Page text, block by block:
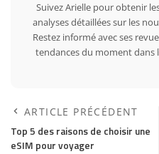
Suivez Arielle pour obtenir
analyses détaillées sur les
Restez informé avec ses
tendances du moment dans
ARTICLE PRÉCÉDENT
Top 5 des raisons de choisir une
eSIM pour voyager